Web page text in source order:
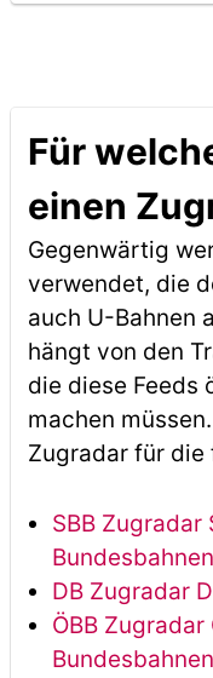
Für
einen
Gegenwärtig
verwendet, die
auch U-Bahnen
hängt von den
die diese
machen
Zugradar für die
SBB Zugradar
Bundesbahnen
DB Zugradar
ÖBB
Bundesbahnen